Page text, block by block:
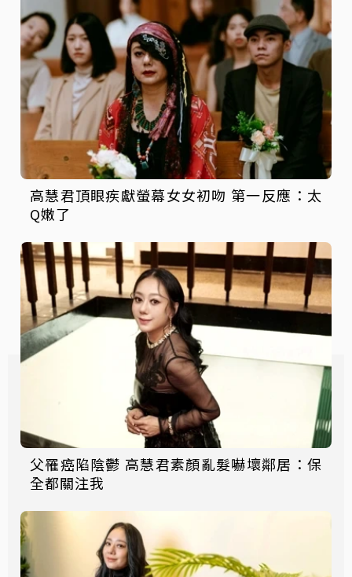
高慧君頂眼疾獻螢幕女女初吻 第一反應：太
Q嫩了
父罹癌陷陰鬱 高慧君素顏亂髮嚇壞鄰居：保
全都關注我